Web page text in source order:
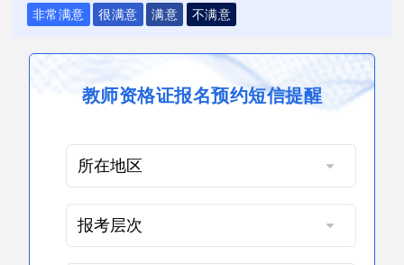
非常满意 很满意 满意 不满意
教师资格证报名预约短信提醒